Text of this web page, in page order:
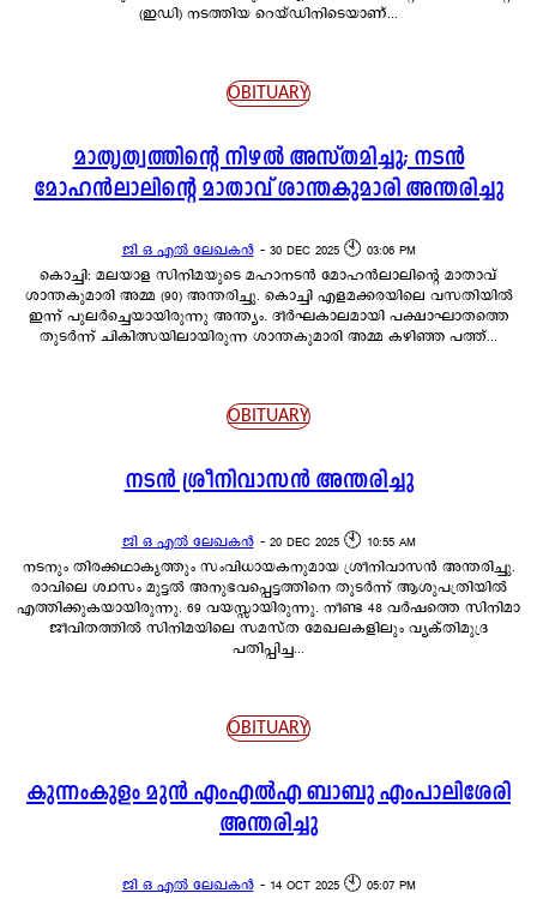
(ഇഡി) നടത്തിയ റെയ്ഡിനിടെയാണ്...
OBITUARY
മാതൃത്വത്തിന്റെ നിഴൽ അസ്തമിച്ചു; നടൻ
മോഹൻലാലിന്റെ മാതാവ് ശാന്തകുമാരി അന്തരിച്ചു
ജി ഒ എൽ ലേഖകൻ - 30 DEC 2025 🕙 03:06 PM
കൊച്ചി: മലയാള സിനിമയുടെ മഹാനടൻ മോഹൻലാലിന്റെ മാതാവ്
ശാന്തകുമാരി അമ്മ (90) അന്തരിച്ചു. കൊച്ചി എളമക്കരയിലെ വസതിയിൽ
ഇന്ന് പുലർച്ചെയായിരുന്നു അന്ത്യം. ദീർഘകാലമായി പക്ഷാഘാതത്തെ
തുടർന്ന് ചികിത്സയിലായിരുന്ന ശാന്തകുമാരി അമ്മ കഴിഞ്ഞ പത്ത്...
OBITUARY
നടൻ ശ്രീനിവാസൻ അന്തരിച്ചു
ജി ഒ എൽ ലേഖകൻ - 20 DEC 2025 🕙 10:55 AM
നടനും തിരക്കഥാകൃത്തും സംവിധായകനുമായ ശ്രീനിവാസന്‍ അന്തരിച്ചു.
രാവിലെ ശ്വാസം മുട്ടൽ അനുഭവപ്പെട്ടത്തിനെ തുടർന്ന് ആശുപത്രിയിൽ
എത്തിക്കുകയായിരുന്നു. 69 വയസ്സായിരുന്നു. നീണ്ട 48 വര്‍ഷത്തെ സിനിമാ
ജീവിതത്തില്‍ സിനിമയിലെ സമസ്ത മേഖലകളിലും വ്യക്തിമുദ്ര
പതിപ്പിച്ച...
OBITUARY
കുന്നംകുളം മുൻ എംഎൽഎ ബാബു എംപാലിശേരി
അന്തരിച്ചു
ജി ഒ എൽ ലേഖകൻ - 14 OCT 2025 🕙 05:07 PM